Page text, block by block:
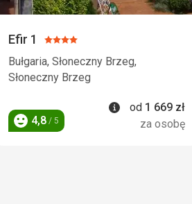
Efir 1
Ocena:
4/5
Bułgaria, Słoneczny Brzeg,
Słoneczny Brzeg
Ocena
4,8 / 5
Informacje
od 1 669 zł
za osobę